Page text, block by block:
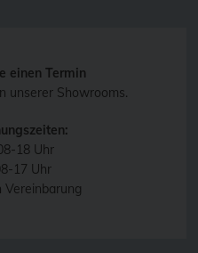
einen Termin
unserer Showrooms.
18 Uhr
17 Uhr
Vereinbarung